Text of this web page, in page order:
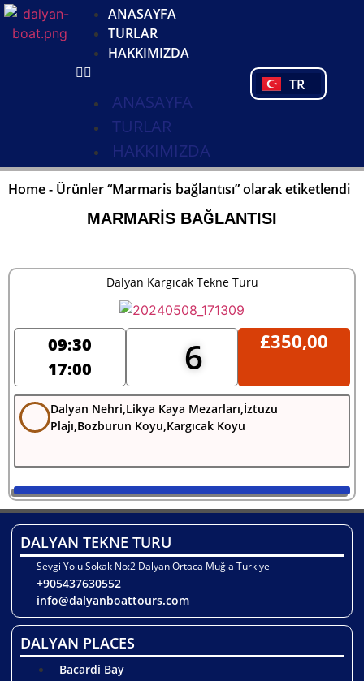
ANASAYFA
TURLAR
HAKKIMIZDA
ANASAYFA
TURLAR
HAKKIMIZDA
TR
PL
PT
Home- Ürünler “Marmaris bağlantısı” olarak etiketlendi
MARMARIS BAĞLANTISI
Dalyan Kargıcak Tekne Turu
09:30
17:00
6 £350,00
Dalyan Nehri,Likya Kaya Mezarları,İztuzu
Plajı,Bozburun Koyu,Kargıcak Koyu
DALYAN TEKNE TURU
Sevgi Yolu Sokak No:2 Dalyan Ortaca Muğla Turkiye
+905437630552
info@dalyanboattours.com
DALYAN PLACES
Bacardi Bay